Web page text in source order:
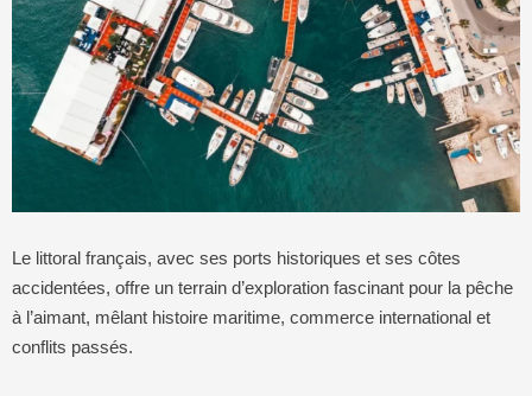
Le littoral français, avec ses ports historiques et ses côtes
accidentées, offre un terrain d’exploration fascinant pour la pêche
à l’aimant, mêlant histoire maritime, commerce international et
conflits passés.